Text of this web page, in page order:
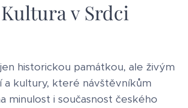
v Srdci
historickou památkou, ale živým
kultury, které návštěvníkům
minulost i současnost českého